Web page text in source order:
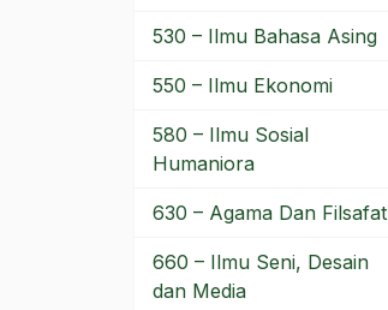
530 – Ilmu Bahasa Asing
550 – Ilmu Ekonomi
580 – Ilmu Sosial
Humaniora
630 – Agama Dan Filsafat
660 – Ilmu Seni, Desain
dan Media
Kemisskinan
Kemurahan hati
Ken Arok
Kenakalan Remaja
kennedy
kentongan